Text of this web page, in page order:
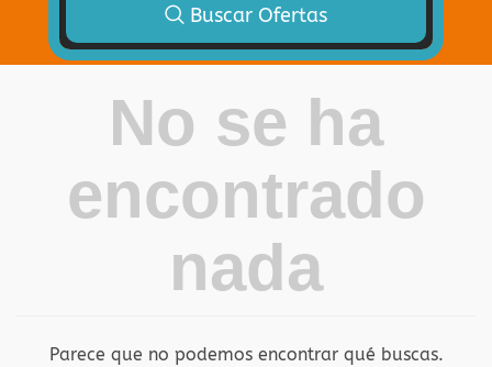
Buscar Ofertas
No se ha
encontrado
nada
Parece que no podemos encontrar qué buscas.